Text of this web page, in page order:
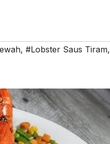
, #Lobster Saus Tiram,